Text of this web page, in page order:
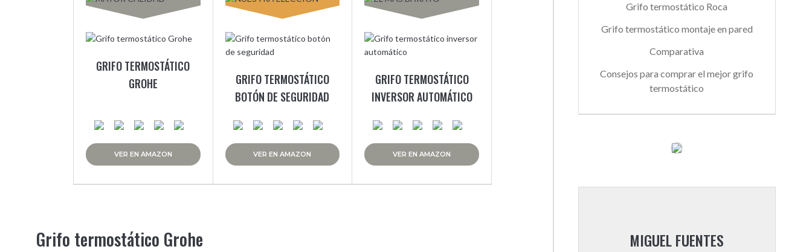
GRIFO TERMOSTÁTICO
GROHE
VER EN AMAZON
GRIFO TERMOSTÁTICO
BOTÓN DE SEGURIDAD
VER EN AMAZON
GRIFO TERMOSTÁTICO
INVERSOR AUTOMÁTICO
VER EN AMAZON
Grifo termostático Grohe
Grifo termostático Roca
Grifo termostático montaje en pared
Comparativa
Consejos para comprar el mejor grifo
termostático
MIGUEL FUENTES